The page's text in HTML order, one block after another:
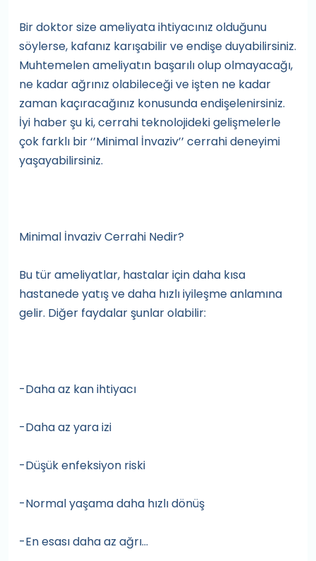
Bir doktor size ameliyata ihtiyacınız olduğunu
söylerse, kafanız karışabilir ve endişe duyabilirsiniz.
Muhtemelen ameliyatın başarılı olup olmayacağı,
ne kadar ağrınız olabileceği ve işten ne kadar
zaman kaçıracağınız konusunda endişelenirsiniz.
İyi haber şu ki, cerrahi teknolojideki gelişmelerle
çok farklı bir ‘’Minimal İnvaziv’’ cerrahi deneyimi
yaşayabilirsiniz.
Minimal İnvaziv Cerrahi Nedir?
Bu tür ameliyatlar, hastalar için daha kısa
hastanede yatış ve daha hızlı iyileşme anlamına
gelir. Diğer faydalar şunlar olabilir:
-Daha az kan ihtiyacı
-Daha az yara izi
-Düşük enfeksiyon riski
-Normal yaşama daha hızlı dönüş
-En esası daha az ağrı…